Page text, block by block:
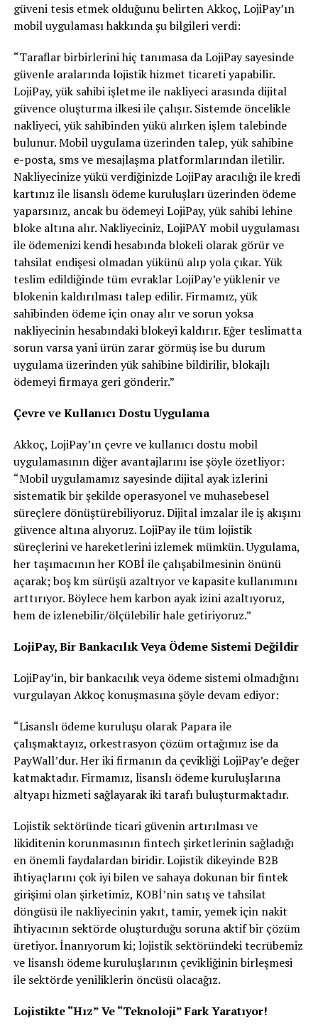
güveni tesis etmek olduğunu belirten Akkoç, LojiPay’ın
mobil uygulaması hakkında şu bilgileri verdi:
“Taraflar birbirlerini hiç tanımasa da LojiPay sayesinde
güvenle aralarında lojistik hizmet ticareti yapabilir.
LojiPay, yük sahibi işletme ile nakliyeci arasında dijital
güvence oluşturma ilkesi ile çalışır. Sistemde öncelikle
nakliyeci, yük sahibinden yükü alırken işlem talebinde
bulunur. Mobil uygulama üzerinden talep, yük sahibine
e-posta, sms ve mesajlaşma platformlarından iletilir.
Nakliyecinize yükü verdiğinizde LojiPay aracılığı ile kredi
kartınız ile lisanslı ödeme kuruluşları üzerinden ödeme
yaparsınız, ancak bu ödemeyi LojiPay, yük sahibi lehine
bloke altına alır. Nakliyeciniz, LojiPAY mobil uygulaması
ile ödemenizi kendi hesabında blokeli olarak görür ve
tahsilat endişesi olmadan yükünü alıp yola çıkar. Yük
teslim edildiğinde tüm evraklar LojiPay’e yüklenir ve
blokenin kaldırılması talep edilir. Firmamız, yük
sahibinden ödeme için onay alır ve sorun yoksa
nakliyecinin hesabındaki blokeyi kaldırır. Eğer teslimatta
sorun varsa yani ürün zarar görmüş ise bu durum
uygulama üzerinden yük sahibine bildirilir, blokajlı
ödemeyi firmaya geri gönderir.”
Çevre ve Kullanıcı Dostu Uygulama
Akkoç, LojiPay’ın çevre ve kullanıcı dostu mobil
uygulamasının diğer avantajlarını ise şöyle özetliyor:
“Mobil uygulamamız sayesinde dijital ayak izlerini
sistematik bir şekilde operasyonel ve muhasebesel
süreçlere dönüştürebiliyoruz. Dijital imzalar ile iş akışını
güvence altına alıyoruz. LojiPay ile tüm lojistik
süreçlerini ve hareketlerini izlemek mümkün. Uygulama,
her taşımacının her KOBİ ile çalışabilmesinin önünü
açarak; boş km sürüşü azaltıyor ve kapasite kullanımını
arttırıyor. Böylece hem karbon ayak izini azaltıyoruz,
hem de izlenebilir/ölçülebilir hale getiriyoruz.”
LojiPay, Bir Bankacılık Veya Ödeme Sistemi Değildir
LojiPay’in, bir bankacılık veya ödeme sistemi olmadığını
vurgulayan Akkoç konuşmasına şöyle devam ediyor:
“Lisanslı ödeme kuruluşu olarak Papara ile
çalışmaktayız, orkestrasyon çözüm ortağımız ise da
PayWall’dur. Her iki firmanın da çevikliği LojiPay’e değer
katmaktadır. Firmamız, lisanslı ödeme kuruluşlarına
altyapı hizmeti sağlayarak iki tarafı buluşturmaktadır.
Lojistik sektöründe ticari güvenin artırılması ve
likiditenin korunmasının fintech şirketlerinin sağladığı
en önemli faydalardan biridir. Lojistik dikeyinde B2B
ihtiyaçlarını çok iyi bilen ve sahaya dokunan bir fintek
girişimi olan şirketimiz, KOBİ’nin satış ve tahsilat
döngüsü ile nakliyecinin yakıt, tamir, yemek için nakit
ihtiyacının sektörde oluşturduğu soruna aktif bir çözüm
üretiyor. İnanıyorum ki; lojistik sektöründeki tecrübemiz
ve lisanslı ödeme kuruluşlarının çevikliğinin birleşmesi
ile sektörde yeniliklerin öncüsü olacağız.
Lojistikte “Hız” Ve “Teknoloji” Fark Yaratıyor!